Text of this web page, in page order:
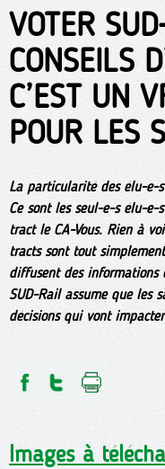
VOTER
CONSEILS
C’EST UN
POUR LES
La particularité des élu-e-
Ce sont les seul-e-s élu-
tract le CA-Vous. Rien à
tracts sont tout
diffusent des informations
SUD-Rail assume que les
décisions qui vont
Images à